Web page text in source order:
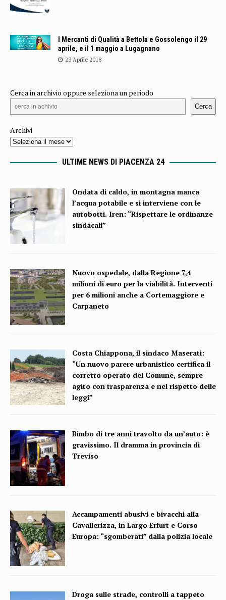
I Mercanti di Qualità a Bettola e Gossolengo il 29
aprile, e il 1 maggio a Lugagnano
23 Aprile 2018
Cerca in archivio oppure seleziona un periodo
Cerca
Archivi
ULTIME NEWS DI PIACENZA 24
Ondata di caldo, in montagna manca
l’acqua potabile e si interviene con le
autobotti. Iren: “Rispettare le ordinanze
sindacali”
Nuovo ospedale, dalla Regione 7,4
milioni di euro per la viabilità. Interventi
per 6 milioni anche a Cortemaggiore e
Carpaneto
Costa Chiappona, il sindaco Maserati:
“Un nuovo parere urbanistico certifica il
corretto operato del Comune, sempre
agito con trasparenza e nel rispetto delle
leggi”
Bimbo di tre anni travolto da un’auto: è
gravissimo. Il dramma in provincia di
Treviso
Accampamenti abusivi e bivacchi alla
Cavallerizza, in Largo Erfurt e Corso
Europa: “sgomberati” dalla polizia locale
Droga sulle strade, controlli a tappeto